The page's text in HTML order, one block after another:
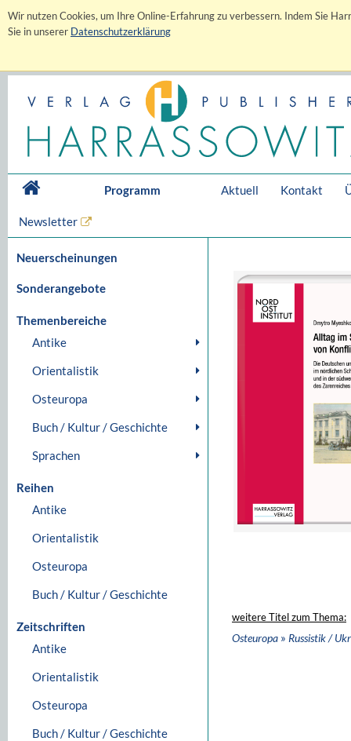
Wir nutzen Cookies, um Ihre Online-Erfahrung zu verbessern. Indem Sie
Sie in unserer Datenschutzerklärung
Programm Aktuell Kontakt
Newsletter
Neuerscheinungen
Sonderangebote
Themenbereiche
Antike
Orientalistik
Osteuropa
Buch / Kultur / Geschichte
Sprachen
Reihen
Antike
Orientalistik
Osteuropa
Buch / Kultur / Geschichte
Zeitschriften
Antike
Orientalistik
Osteuropa
Buch / Kultur / Geschichte
weitere Titel zum Thema:
Osteuropa » Russistik /